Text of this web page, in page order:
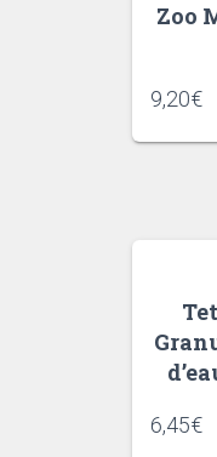
Zoo
9,20€
6,45€